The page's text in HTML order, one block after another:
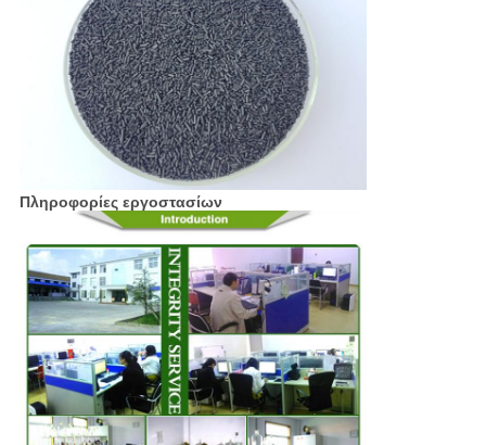
Πληροφορίες εργοστασίων